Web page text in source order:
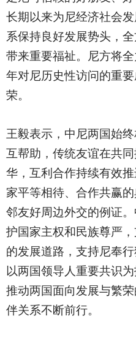
长期以来为尼经济社会
系保持良好发展势头，
带来重要福祉。尼方将
年对尼历史性访问的重
荣。
王毅表示，中尼两国始
互帮助，传统友谊在共
华，互利合作持续有效
家平等相待、合作共赢
邻友好周边外交的例证
护国家主权和民族尊严
的发展道路，支持尼奉
以两国领导人重要共识
推动两国面向发展与繁
伴关系不断前行。